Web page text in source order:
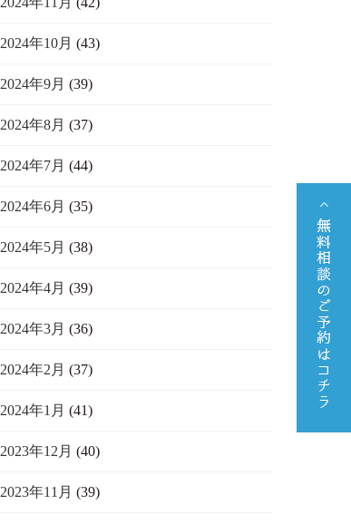
2024年10月 (43)
2024年9月 (39)
2024年8月 (37)
2024年7月 (44)
2024年6月 (35)
2024年5月 (38)
2024年4月 (39)
2024年3月 (36)
2024年2月 (37)
2024年1月 (41)
2023年12月 (40)
2023年11月 (39)